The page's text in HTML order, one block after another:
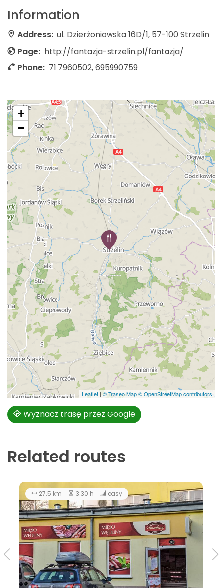
Information
Address: ul. Dzierżoniowska 16D/1, 57-100 Strzelin
Page: http://fantazja-strzelin.pl/fantazja/
Phone: 71 7960502, 695990759
+
−
Leaflet | © Traseo Map© OpenStreetMap contributors
Wyznacz trasę przez Google
Related routes
27.5 km 3:30 h easy